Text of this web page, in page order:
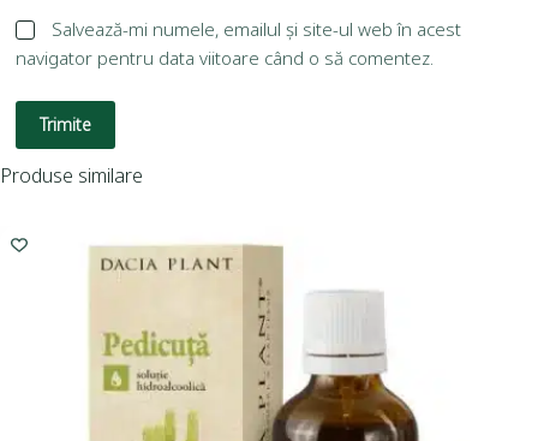
Salvează-mi numele, emailul și site-ul web în acest
navigator pentru data viitoare când o să comentez.
Trimite
Produse similare